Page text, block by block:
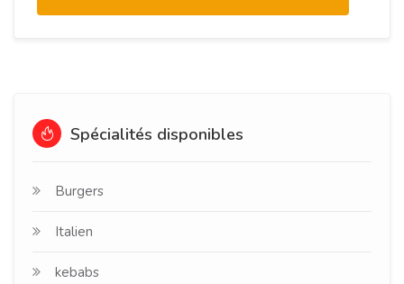
Spécialités disponibles
Burgers
Italien
kebabs